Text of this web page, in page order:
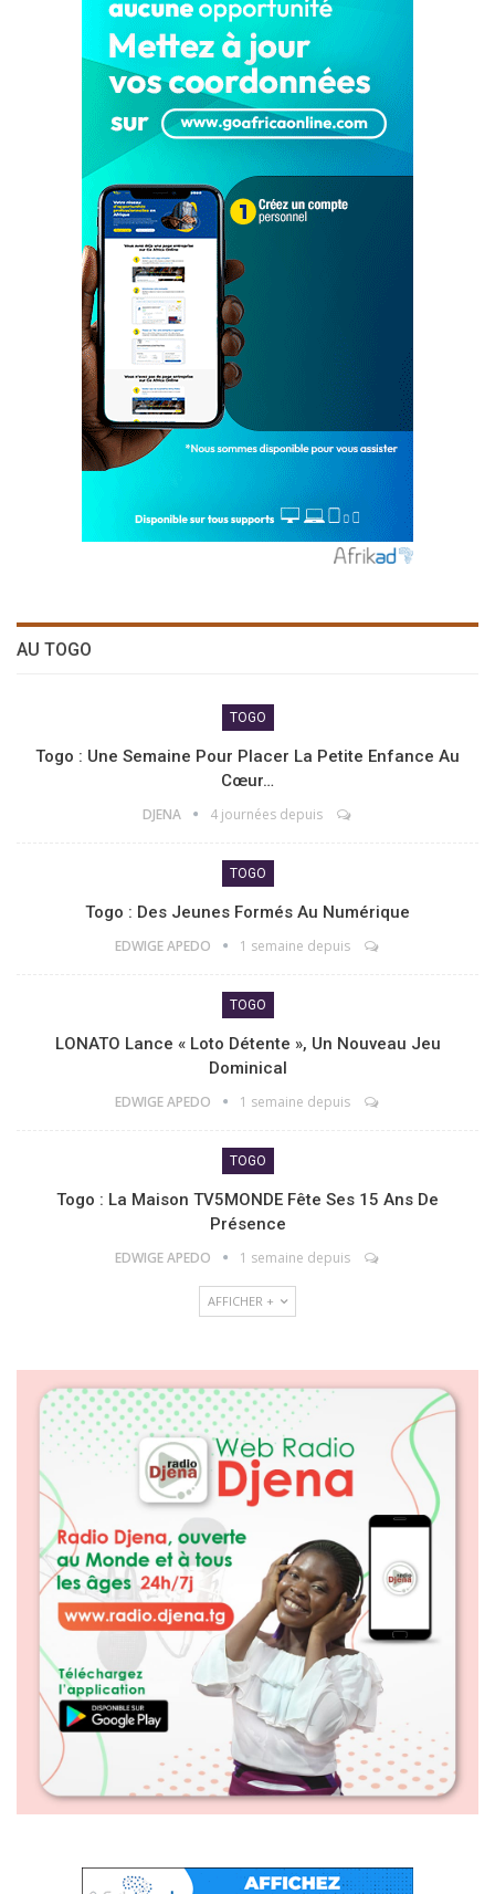
AU TOGO
TOGO
Togo : Une Semaine Pour Placer La Petite Enfance Au
Cœur…
DJENA 4 journées depuis
TOGO
Togo : Des Jeunes Formés Au Numérique
EDWIGE APEDO 1 semaine depuis
TOGO
LONATO Lance « Loto Détente », Un Nouveau Jeu
Dominical
EDWIGE APEDO 1 semaine depuis
TOGO
Togo : La Maison TV5MONDE Fête Ses 15 Ans De
Présence
EDWIGE APEDO 1 semaine depuis
AFFICHER +